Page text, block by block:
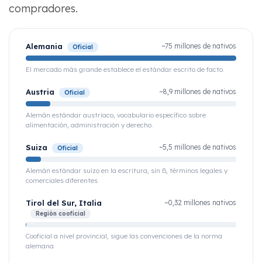
compradores.
Alemania Oficial ~75 millones de nativos
El mercado más grande establece el estándar escrito de facto.
Austria Oficial ~8,9 millones de nativos
Alemán estándar austriaco, vocabulario específico sobre
alimentación, administración y derecho.
Suiza Oficial ~5,5 millones de nativos
Alemán estándar suizo en la escritura, sin ß, términos legales y
comerciales diferentes.
Tirol del Sur, Italia
Región cooficial
~0,32 millones nativos
Cooficial a nivel provincial, sigue las convenciones de la norma
alemana.